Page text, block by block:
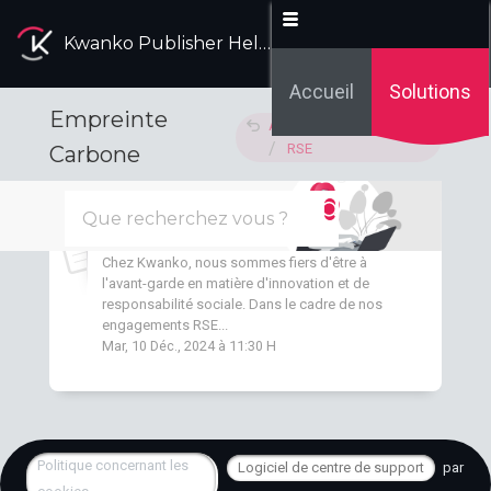
Kwanko Publisher Help Desk
Accueil Solutions
Empreinte
Carbone
Accueil des solutions
RSE
Chez Kwanko, nous sommes fiers d'être à
l'avant-garde en matière d'innovation et de
responsabilité sociale. Dans le cadre de nos
engagements RSE...
Mar, 10 Déc., 2024 à 11:30 H
Politique concernant les
Logiciel de centre de support par